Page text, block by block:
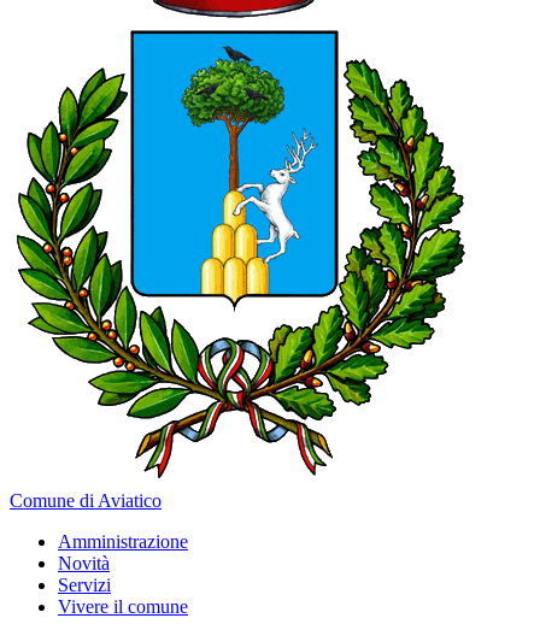
Comune di Aviatico
Amministrazione
Novità
Servizi
Vivere il comune